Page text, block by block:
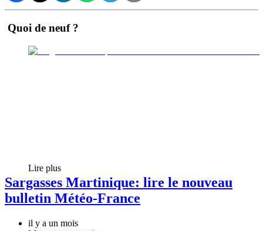
Quoi de neuf ?
Lire plus
Sargasses Martinique: lire le nouveau
bulletin Météo-France
il y a un mois